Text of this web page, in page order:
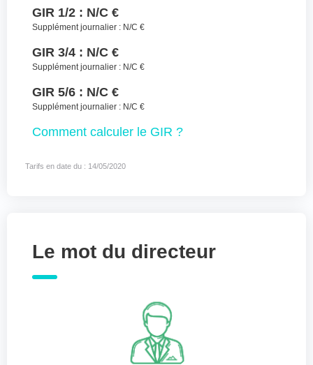
J'accepte les CGU (https://www.preprod-
ehpad-trikaya.fr/politique-de-
confidentialite/)*
ENVOYER
GIR 1/2 : N/C €
Supplément journalier : N/C €
GIR 3/4 : N/C €
Supplément journalier : N/C €
GIR 5/6 : N/C €
Supplément journalier : N/C €
Comment calculer le GIR ?
Tarifs en date du : 14/05/2020
Le mot du directeur